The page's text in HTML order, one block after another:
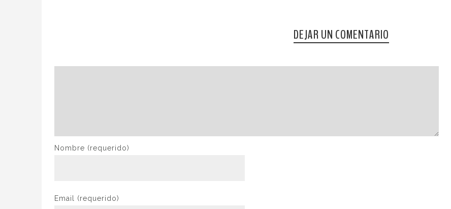
DEJAR UN COMENTARIO
Nombre (requerido)
Email (requerido)